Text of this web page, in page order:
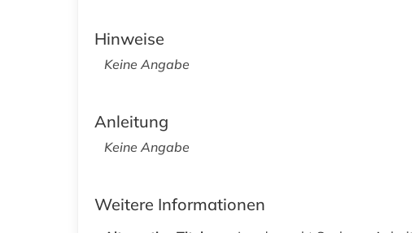
Hinweise
Keine Angabe
Anleitung
Keine Angabe
Weitere Informationen